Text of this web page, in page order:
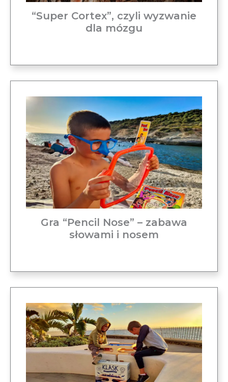
“Super Cortex”, czyli wyzwanie
dla mózgu
Gra “Pencil Nose” – zabawa
słowami i nosem